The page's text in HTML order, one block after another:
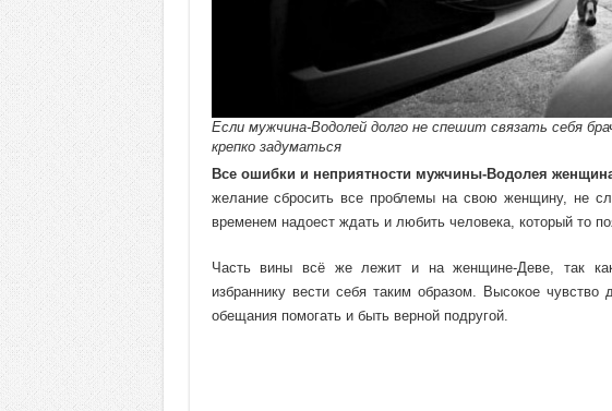
Если мужчина-Водолей долго не спешит связать себя
крепко задуматься
Все ошибки и неприятности мужчины-Водолея
желание сбросить все проблемы на свою женщину, не
временем надоест ждать и любить человека, который то
Часть вины всё же лежит и на женщине-Деве, так
избраннику вести себя таким образом. Высокое
обещания помогать и быть верной подругой.